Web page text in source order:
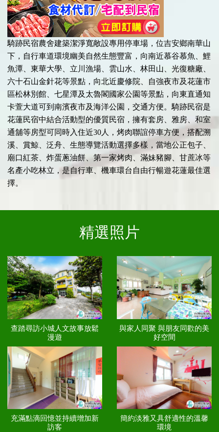
騎跡民宿農舍建築潔淨寬敞設專用停車場，位吉安鄉南華山
下，自行車道環境幽美自然生態豐富，向南近慕谷慕魚、鯉
魚潭、東華大學、立川漁場、雲山水、林田山、光復糖廠、
六十石山金針花等景點，向北近慶修院、自強夜市及花蓮市
區松林別館、七星潭及太魯閣國家公園等景點，向東直通知
卡萱大道可到南濱夜市及海洋公園，交通方便。騎跡民宿是
花蓮民宿中結合活動型的優質民宿，擁有套房、雅房、和室
通舖等房型可同時入住近30人，烤肉聯誼停車方便，搭配溯
溪、賞鯨、泛舟、生態導覽活動選擇多樣，當地公正包子、
廟口紅茶、炸蛋蔥油餅、第一家烤肉、滿妹豬腳、甘蔗冰等
名產小吃林立，是自行車、機車環台自由行暢遊花蓮最佳選
擇。
精選照片
查踏尋訪小城人文故事放鬆
漫遊
與家人同聚 與朋友同歡的美
好空間
充滿點滴回憶並持續增加新
訪客
簡約淡雅又具舒適性的溫馨
環境